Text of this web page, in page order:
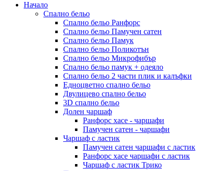
Начало
Спално бельо
Спално бельо Ранфорс
Спално бельо Памучен сатен
Спално бельо Памук
Спално бельо Поликотън
Спално бельо Микрофибър
Спално бельо памук + одеяло
Спално бельо 2 части плик и калъфки
Eдноцветно спално бельо
Двулицево спално бельо
3D спално бельо
Долен чаршаф
Ранфорс хасе - чаршафи
Памучен сатен - чаршафи
Чаршаф с ластик
Памучен сатен чаршафи с ластик
Ранфорс хасе чаршафи с ластик
Чаршаф с ластик Трико